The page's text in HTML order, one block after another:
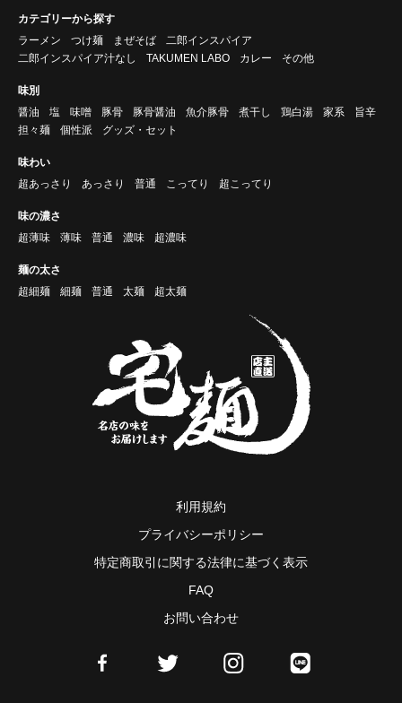
カテゴリーから探す
ラーメン
つけ麺 まぜそば
二郎インスパイア
二郎インスパイア汁なし
TAKUMEN LABO カレー その他
味別
醤油
塩 味噌 豚骨 豚骨醤油 魚介豚骨 煮干し 鶏白湯 家系
旨辛
担々麺
個性派 グッズ・セット
味わい
超あっさり
あっさり 普通 こってり 超こってり
味の濃さ
超薄味
薄味 普通 濃味 超濃味
麺の太さ
超細麺
細麺 普通 太麺 超太麺
利用規約
プライバシーポリシー
特定商取引に関する法律に基づく表示
FAQ
お問い合わせ